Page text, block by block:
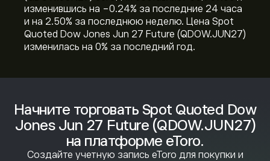
Начните торговать Spot Quoted Dow
Jones Jun 27 Future (QDOW.JUN27)
на платформе eToro.
Создайте учетную запись eToro для покупки и
изменившись на ‎-0.24‎% за последние 24 часа
и на ‎2.50‎% за последнюю неделю. Цена Spot
Quoted Dow Jones Jun 27 Future (QDOW.JUN27)
изменилась на ‎0‎% за последний год.